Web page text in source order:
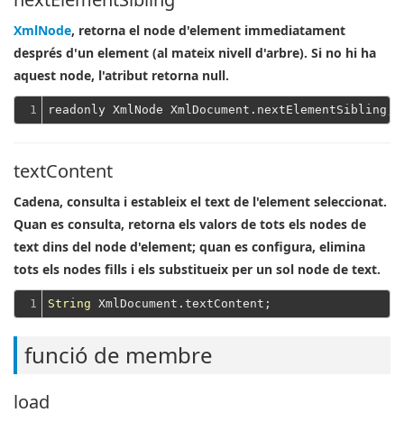
XmlNode, retorna el node d'element immediatament
després d'un element (al mateix nivell d'arbre). Si no hi ha
aquest node, l'atribut retorna null.
1
textContent
Cadena, consulta i estableix el text de l'element seleccionat.
Quan es consulta, retorna els valors de tots els nodes de
text dins del node d'element; quan es configura, elimina
tots els nodes fills i els substitueix per un sol node de text.
1 String
funció de membre
load